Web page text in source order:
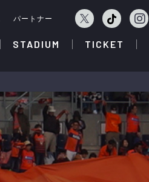
パートナー
STADIUM TICKET